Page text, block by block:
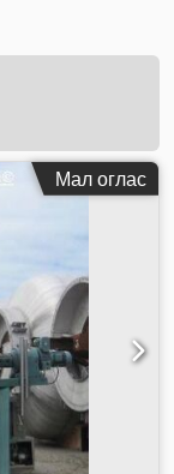
Мал оглас